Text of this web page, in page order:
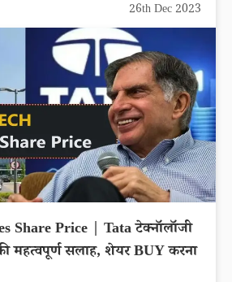
26th Dec 2023
Share Price | Tata टेक्नॉलॉजी
महत्वपूर्ण सलाह, शेयर BUY करना